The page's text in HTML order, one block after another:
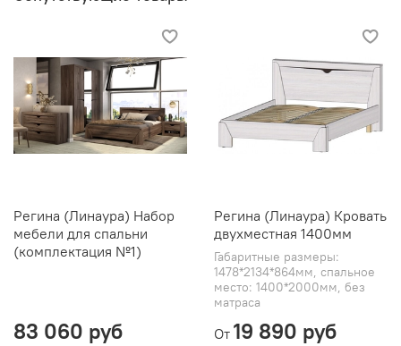
Регина (Линаура) Набор
мебели для спальни
(комплектация №1)
83 060 руб
Регина (Линаура) Кровать
двухместная 1400мм
Габаритные размеры:
1478*2134*864мм, спальное
место: 1400*2000мм, без
матраса
От 19 890 руб